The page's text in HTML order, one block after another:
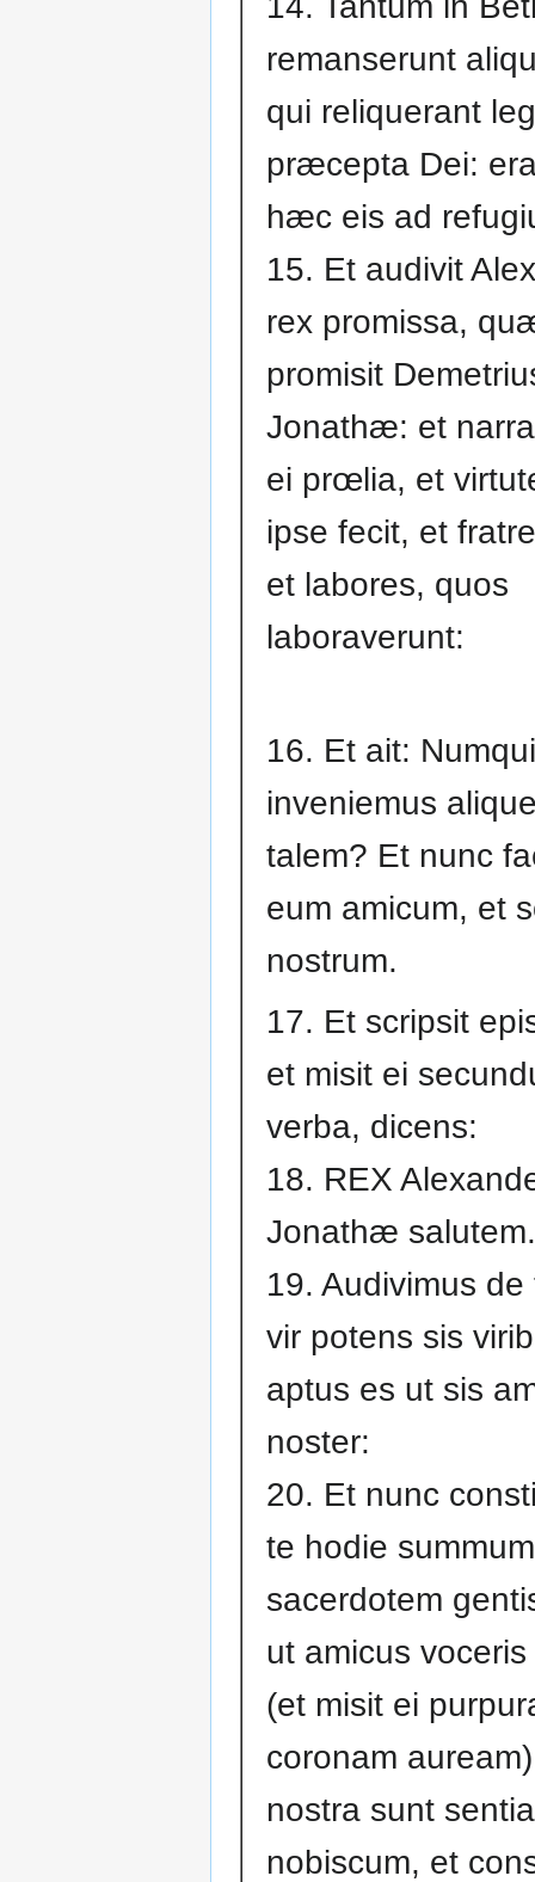
remanserunt
qui reliquerant
præcepta Dei:
hæc eis ad
15. Et audivit
rex promissa,
promisit
Jonathæ: et
ei prœlia, et
ipse fecit, et
et labores, quos
laboraverunt:
16. Et ait:
inveniemus
talem? Et nunc
eum amicum, et
nostrum.
17. Et scripsit
et misit ei
verba, dicens:
18. REX
Jonathæ salutem.
19. Audivimus
vir potens sis
aptus es ut sis
noster:
20. Et nunc
te hodie summum
sacerdotem
ut amicus
(et misit ei
coronam
nostra sunt
nobiscum, et